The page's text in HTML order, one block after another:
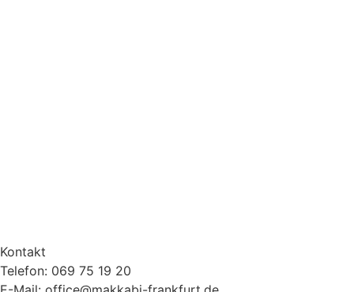
Kontakt
Telefon: 069 75 19 20